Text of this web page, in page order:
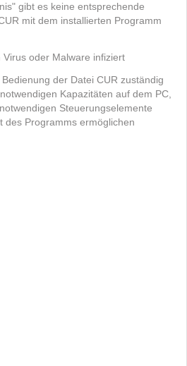
gibt es keine entsprechende
mit dem installierten Programm
Virus oder Malware infiziert
der Datei CUR zuständig
Kapazitäten auf dem PC,
Steuerungselemente
des Programms ermöglichen